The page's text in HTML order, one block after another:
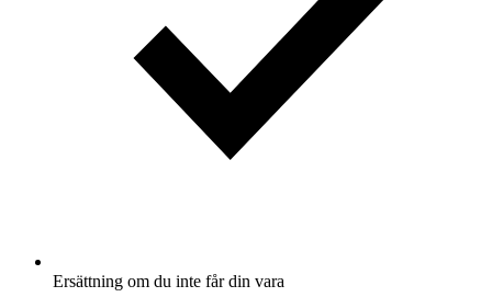
Ersättning om du inte får din vara